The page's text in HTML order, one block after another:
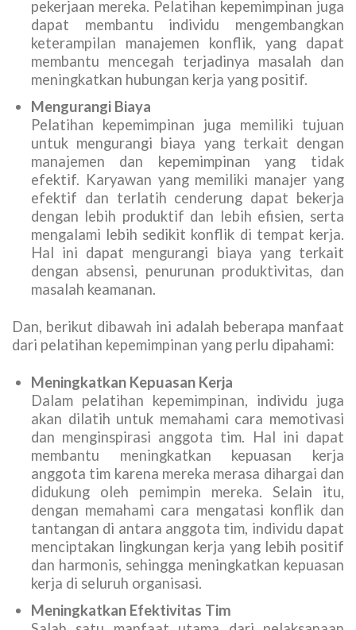
pekerjaan mereka. Pelatihan kepemimpinan juga
dapat membantu individu mengembangkan
keterampilan manajemen konflik, yang dapat
membantu mencegah terjadinya masalah dan
meningkatkan hubungan kerja yang positif.
Mengurangi Biaya
Pelatihan kepemimpinan juga memiliki tujuan
untuk mengurangi biaya yang terkait dengan
manajemen dan kepemimpinan yang tidak
efektif. Karyawan yang memiliki manajer yang
efektif dan terlatih cenderung dapat bekerja
dengan lebih produktif dan lebih efisien, serta
mengalami lebih sedikit konflik di tempat kerja.
Hal ini dapat mengurangi biaya yang terkait
dengan absensi, penurunan produktivitas, dan
masalah keamanan.
Dan, berikut dibawah ini adalah beberapa manfaat
dari pelatihan kepemimpinan yang perlu dipahami:
Meningkatkan Kepuasan Kerja
Dalam pelatihan kepemimpinan, individu juga
akan dilatih untuk memahami cara memotivasi
dan menginspirasi anggota tim. Hal ini dapat
membantu meningkatkan kepuasan kerja
anggota tim karena mereka merasa dihargai dan
didukung oleh pemimpin mereka. Selain itu,
dengan memahami cara mengatasi konflik dan
tantangan di antara anggota tim, individu dapat
menciptakan lingkungan kerja yang lebih positif
dan harmonis, sehingga meningkatkan kepuasan
kerja di seluruh organisasi.
Meningkatkan Efektivitas Tim